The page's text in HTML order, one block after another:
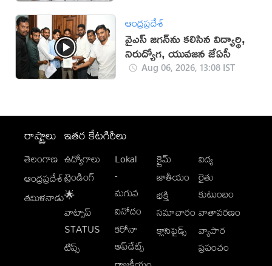
ఆంధ్రప్రదేశ్
వైఎస్‌ జగన్‌ను కలిసిన విద్యార్థి,
నిరుద్యోగ, యువజన జేఏసీ
Aug 06, 2026, 13:08 IST
రాష్ట్రాలు
తెలంగాణ
ఆంధ్రప్రదేశ్
తమిళనాడు
ఇతర కేటగిరీలు
ఉద్యోగాలు
ట్రెండింగ్
🌟
వాట్సాప్
STATUS
టిప్స్
Lokal
-
మగువ
వినోదం
కరోనా
అప్‌డేట్స్
క్రైమ్
జాతీయం
భక్తి
సమాచారం
క్లాసిఫైడ్స్
విద్య
రైతు
కుటుంబం
వాతావరణం
వ్యాపార
ప్రపంచం